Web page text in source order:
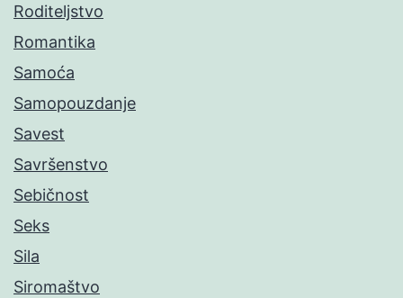
Roditeljstvo
Romantika
Samoća
Samopouzdanje
Savest
Savršenstvo
Sebičnost
Seks
Sila
Siromaštvo